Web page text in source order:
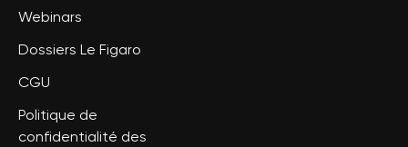
Webinars
Dossiers Le Figaro
CGU
Politique de
confidentialité des